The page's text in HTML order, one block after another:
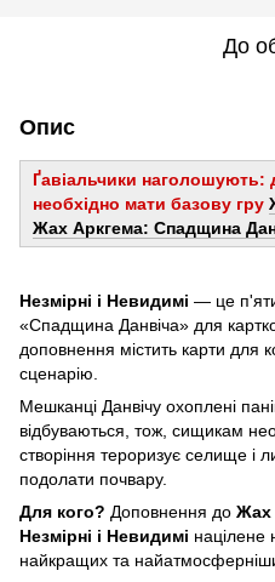
До
Опис
Ґавіальчики наголошують:
необхідно мати базову гру
Жах Аркгема: Спадщина
Незмірні і Невидимі — це
«Спадщина Данвіча» для
доповнення містить карти для
сценарію.
Мешканці Данвічу охоплені
відбуваються, тож, сищикам
створіння тероризує селище і
подолати почвару.
Для кого? Доповнення до Жах
Незмірні і Невидимі націлене
найкращих та